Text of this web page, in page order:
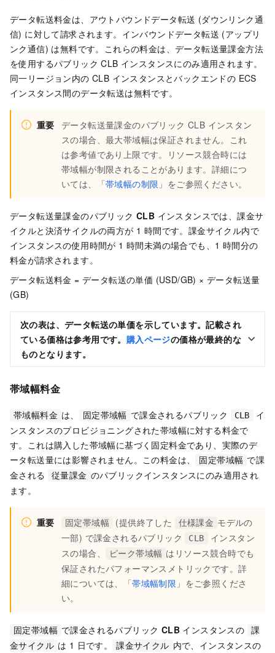
データ転送料金は、アウトバウンドデータ転送 (ダウンリンク通
信) に対して請求されます。インバウンドデータ転送 (アップリ
ンク通信) は無料です。これらの料金は、データ転送量課金方法
を使用するパブリック CLB インスタンスにのみ適用されます。
同一リージョン内の CLB インスタンスとバックエンドの ECS
インスタンス間のデータ転送は無料です。
重要 データ転送量課金のパブリック CLB インスタン
スの場合、最大帯域幅は保証されません。これ
は参考値であり上限です。リソース競合時には
帯域幅が制限されることがあります。詳細につ
いては、「帯域幅の制限 」をご参照ください。
データ転送量課金のパブリック CLB インスタンスでは、課金サ
イクルと決済サイクルの両方が 1 時間です。課金サイクル内で
インスタンスの使用時間が 1 時間未満の場合でも、1 時間分の
料金が請求されます。
データ転送料金 = データ転送の単価 (USD/GB) × データ転送量
(GB)
次の表は、データ転送の単価を示しています。記載され
ている価格は参考用です。 購入ページの価格が最終的な
ものとなります。
帯域幅料金
帯域幅料金 は、 固定帯域幅 で課金されるパブリック CLB
イ
ンスタンスのプロビジョニングされた帯域幅に対する料金で
す。これは購入した帯域幅に基づく固定料金であり、実際のデ
ータ転送量には影響されません。この料金は、
固定帯域幅 で課
金される
従量課金 のパブリックインスタンスにのみ適用され
ます。
重要 固定帯域幅 (提供終了した 仕様課金 モデルの
一部) で課金されるパブリック
CLB
インスタン
スの場合、
ピーク帯域幅 はリソース競合時でも
保証されたパフォーマンスメトリックです。詳
細については、「帯域幅制限 」をご参照くださ
い。
固定帯域幅 で課金されるパブリック CLB インスタンスの
課
金サイクル は 1 日です。 課金サイクル 内で、インスタンスの